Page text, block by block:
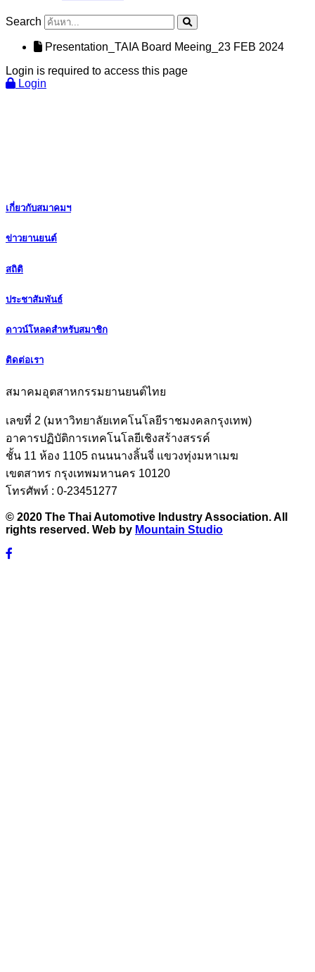
Search
Presentation_TAIA Board Meeing_23 FEB 2024
Login is required to access this page
Login
เกี่ยวกับสมาคมฯ
ข่าวยานยนต์
สถิติ
ประชาสัมพันธ์
ดาวน์โหลดสำหรับสมาชิก
ติดต่อเรา
สมาคมอุตสาหกรรมยานยนต์ไทย
เลขที่ 2 (มหาวิทยาลัยเทคโนโลยีราชมงคลกรุงเทพ)
อาคารปฏิบัติการเทคโนโลยีเชิงสร้างสรรค์
ชั้น 11 ห้อง 1105 ถนนนางลิ้นจี่ แขวงทุ่งมหาเมฆ
เขตสาทร กรุงเทพมหานคร 10120
โทรศัพท์ : 0-23451277
© 2020 The Thai Automotive Industry Association. All
rights reserved. Web by Mountain Studio